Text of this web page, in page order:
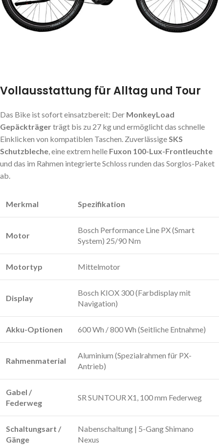
Vollausstattung für Alltag und Tour
Das Bike ist sofort einsatzbereit: Der MonkeyLoad
Gepäckträgerträgt bis zu 27 kg und ermöglicht das schnelle
Einklicken von kompatiblen Taschen. ZuverlässigeSKS
Schutzbleche, eine extrem helle Fuxon 100-Lux-Frontleuchte
und das im Rahmen integrierte Schloss runden das Sorglos-Paket
ab.
Merkmal Spezifikation
Motor
Bosch Performance Line PX (Smart
System) 25/90 Nm
Motortyp Mittelmotor
Display
Bosch KIOX 300 (Farbdisplay mit
Navigation)
Akku-Optionen 600 Wh / 800 Wh (Seitliche Entnahme)
Rahmenmaterial
Aluminium (Spezialrahmen für PX-
Antrieb)
Gabel /
Federweg
SR SUNTOUR X1, 100 mm Federweg
Schaltungsart /
Gänge
Nabenschaltung | 5-Gang Shimano
Nexus